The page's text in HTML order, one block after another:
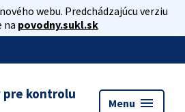
webu. Predchádzajúcu verziu
na povodny.sukl.sk
pre kontrolu
Menu menu